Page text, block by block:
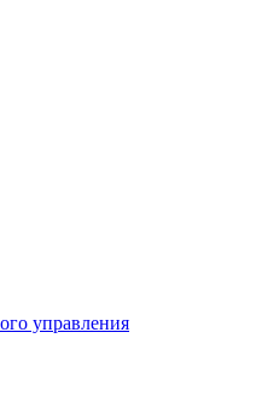
управления